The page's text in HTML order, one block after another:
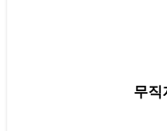
무직